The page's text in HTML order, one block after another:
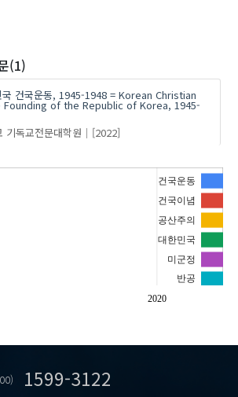
(1)
국 건국운동, 1945-1948 = Korean Christian
of the Republic of Korea, 1945-
기독교전문대학원 [2022]
2020
건국운동
건국이념
공산주의
대한민국
미군정
반공
자유민주주의
1599-3122